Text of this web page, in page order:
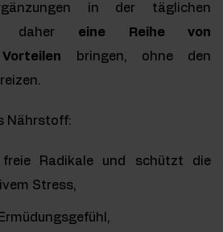
in der täglichen
daher eine Reihe von
bringen, ohne den
Nährstoff:
Radikale und schützt die
Stress,